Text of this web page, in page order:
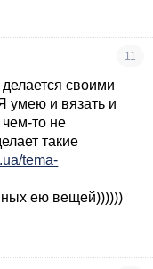
11
своими
умею и вязать и
то не
такие
tema-
ею вещей))))))